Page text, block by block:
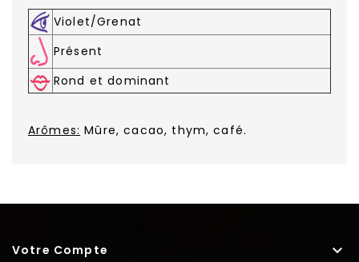
Violet/Grenat
Présent
Rond et dominant
Arômes: Mûre, cacao, thym, café.
Votre Compte 